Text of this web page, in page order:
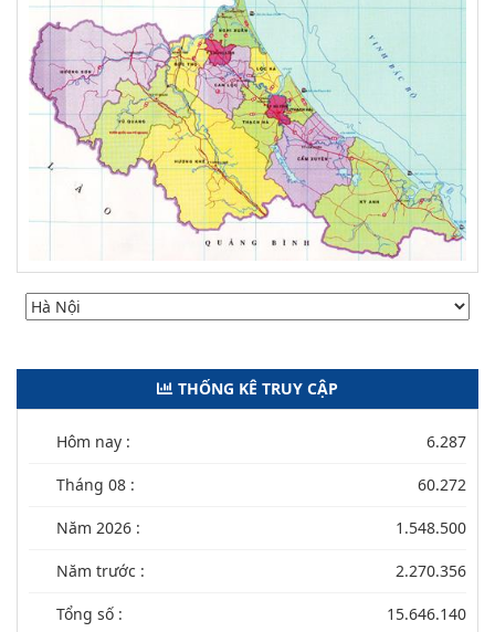
THỐNG KÊ TRUY CẬP
Hôm nay : 6.287
Tháng 08 : 60.272
Năm 2026 : 1.548.500
Năm trước : 2.270.356
Tổng số : 15.646.140